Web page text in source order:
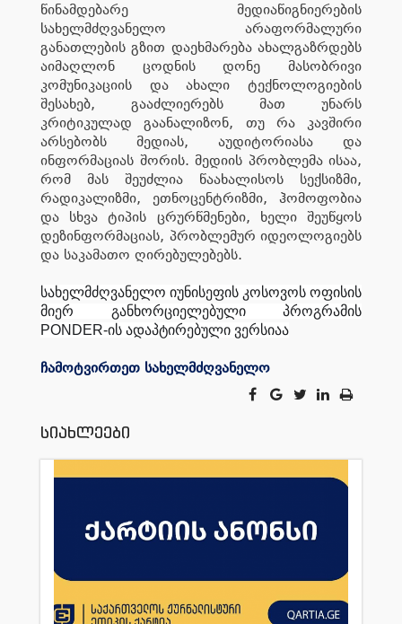
წინამდებარე მედიაწიგნიერების
სახელმძღვანელო არაფორმალური
განათლების გზით დაეხმარება ახალგაზრდებს
აიმაღლონ ცოდნის დონე მასობრივი
კომუნიკაციის და ახალი ტექნოლოგიების
შესახებ, გააძლიერებს მათ უნარს
კრიტიკულად გაანალიზონ, თუ რა კავშირი
არსებობს მედიას, აუდიტორიასა და
ინფორმაციას შორის. მედიის პრობლემა ისაა,
რომ მას შეუძლია წაახალისოს სექსიზმი,
რადიკალიზმი, ეთნოცენტრიზმი, ჰომოფობია
და სხვა ტიპის ცრურწმენები, ხელი შეუწყოს
დეზინფორმაციას, პრობლემურ იდეოლოგიებს
და საკამათო ღირებულებებს.
სახელმძღვანელო იუნისეფის კოსოვოს ოფისის
მიერ განხორციელებული პროგრამის
PONDER-ის ადაპტირებული ვერსიაა
ჩამოტვირთეთ სახელმძღვანელო
სიახლეები